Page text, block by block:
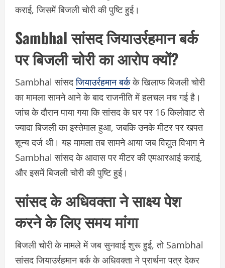
कराई, जिसमें बिजली चोरी की पुष्टि हुई।
Sambhal सांसद जियाउर्रहमान बर्क
पर बिजली चोरी का आरोप क्यों?
Sambhal सांसदजियाउर्रहमान बर्कके खिलाफ बिजली चोरी
का मामला सामने आने के बाद राजनीति में हलचल मच गई है।
जांच के दौरान पाया गया कि सांसद के घर पर 16 किलोवाट से
ज्यादा बिजली का इस्तेमाल हुआ, जबकि उनके मीटर पर खपत
शून्य दर्ज थी। यह मामला तब सामने आया जब विद्युत विभाग ने
Sambhal सांसद के आवास पर मीटर की एमआरआई कराई,
और इसमें बिजली चोरी की पुष्टि हुई।
सांसद के अधिवक्ता ने साक्ष्य पेश
करने के लिए समय मांगा
बिजली चोरी के मामले में जब सुनवाई शुरू हुई, तो Sambhal
सांसद जियाउर्रहमान बर्क के अधिवक्ता ने प्रार्थना पत्र देकर